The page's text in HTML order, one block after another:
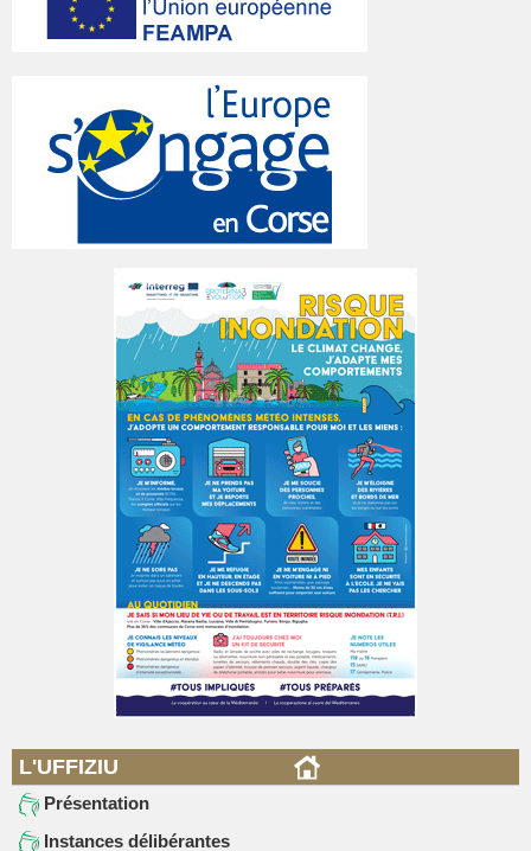
L'UFFIZIU
Présentation
Instances délibérantes